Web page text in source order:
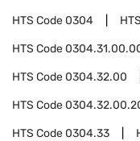
HTS Code0304
HTS Code
HTS Code0304.32.00
HTS Code
HTS Code0304.33